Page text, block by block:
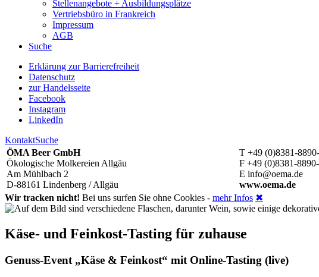
Stellenangebote + Ausbildungsplätze
Vertriebsbüro in Frankreich
Impressum
AGB
Suche
Erklärung zur Barrierefreiheit
Datenschutz
zur Handelsseite
Facebook
Instagram
LinkedIn
KontaktSuche
ÖMA Beer GmbH
Ökologische Molkereien Allgäu
Am Mühlbach 2
D-88161 Lindenberg / Allgäu
T +49 (0)8381-
F +49 (0)8381-
E info@oema.de
www.oema.de
Wir tracken nicht! Bei uns surfen Sie ohne Cookies - mehr Infos ✖
Käse- und Feinkost-Tasting für zuhause
Genuss-Event „Käse & Feinkost“ mit Online-Tasting (live)